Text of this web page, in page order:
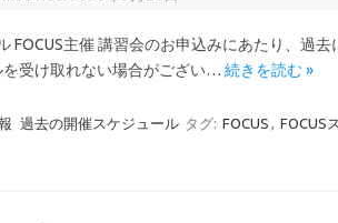
FOCUS主催 講習会のお申込みにあたり、過
を受け取れない場合がござい…続きを読む »
過去の開催スケジュール タグ: FOCUS , FOCUS